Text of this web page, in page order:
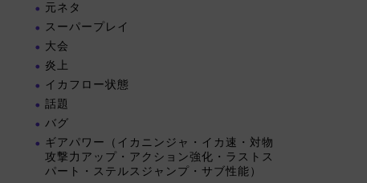
元ネタ
スーパープレイ
大会
炎上
イカフロー状態
話題
バグ
ギアパワー（イカニンジャ・イカ速・対物
攻撃力アップ・アクション強化・ラストス
パート・ステルスジャンプ・サブ性能）